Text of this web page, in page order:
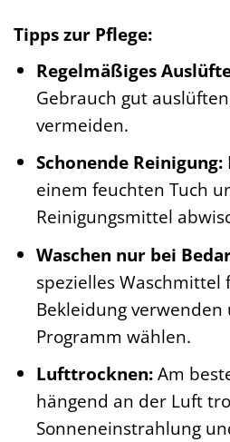
Tipps zur Pflege:
Regelmäßiges
Gebrauch gut
vermeiden.
Schonende Reinigung:
einem feuchten Tuch
Reinigungsmittel
Waschen nur bei
spezielles Waschmittel
Bekleidung
Programm wählen.
Lufttrocknen:Am
hängend an der Luft
Sonneneinstrahlung